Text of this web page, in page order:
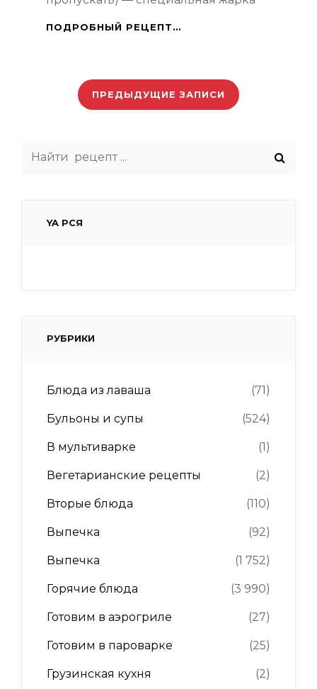
ПОДРОБНЫЙ РЕЦЕПТ…
записям
ПРЕДЫДУЩИЕ ЗАПИСИ
Search
YA РСЯ
РУБРИКИ
Блюда из лаваша (71)
Бульоны и супы (524)
В мультиварке (1)
Вегетарианские рецепты (2)
Вторые блюда (110)
Выпечка (92)
Выпечка (1 752)
Горячие блюда (3 990)
Готовим в аэрогриле (27)
Готовим в пароварке (25)
Грузинская кухня (2)